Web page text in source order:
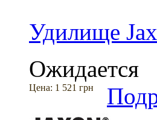
Удилище
Ожидается
Цена: 1 521 грн